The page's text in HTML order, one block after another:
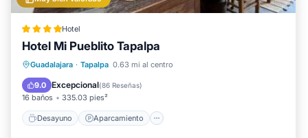
Hotel
Hotel Mi Pueblito Tapalpa
Guadalajara · Tapalpa 0.63 mi al centro
9.0 Excepcional(86 Reseñas)
16 baños 335.03 pies²
Desayuno Aparcamiento
Desayuno
Aparcamiento
Balcón/Terraza